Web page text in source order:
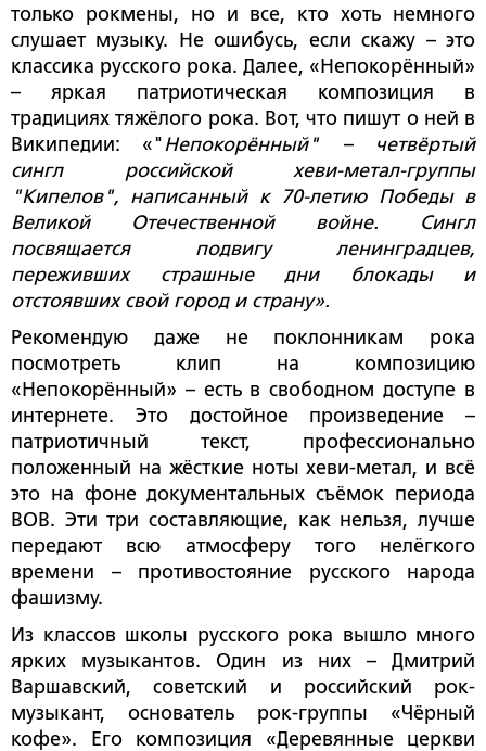
только рокмены, но и все, кто хоть немного
слушает музыку. Не ошибусь, если скажу – это
классика русского рока. Далее, «Непокорённый»
– яркая патриотическая композиция в
традициях тяжёлого рока. Вот, что пишут о ней в
Википедии: «"Непокорённый"– четвёртый
сингл российской хеви-метал-группы
"Кипелов", написанный к 70-летию Победы в
Великой Отечественной войне. Сингл
посвящается подвигу ленинградцев,
переживших страшные дни блокады и
отстоявших свой город и страну».
Рекомендую даже не поклонникам рока
посмотреть клип на композицию
«Непокорённый» – есть в свободном доступе в
интернете. Это достойное произведение –
патриотичный текст, профессионально
положенный на жёсткие ноты хеви-метал, и всё
это на фоне документальных съёмок периода
ВОВ. Эти три составляющие, как нельзя, лучше
передают всю атмосферу того нелёгкого
времени – противостояние русского народа
фашизму.
Из классов школы русского рока вышло много
ярких музыкантов. Один из них – Дмитрий
Варшавский, советский и российский рок-
музыкант, основатель рок-группы «Чёрный
кофе». Его композиция «Деревянные церкви